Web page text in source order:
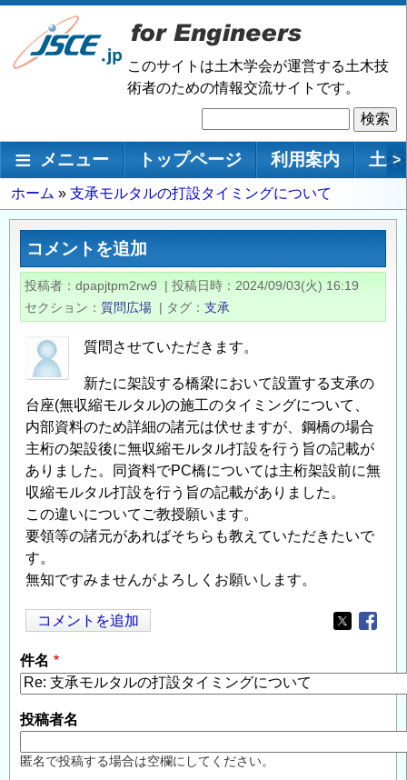
メ
ン
移
このサイトは土木学会が運営する土木技
術者のための情報交流サイトです。
索
メインナビゲーション
メニュー トップページ 利用案内 土 >
パ
ン
ず
ホーム 支承モルタルの打設タイミングについて
コメントを追加
投稿者 dpapjtpm2rw9 | 投稿日時
2024/09/03(火) 16:19
セクション
質問広場 | タグ 支承
質問させていただきます。
新たに架設する橋梁において設置する支承の
台座(無収縮モルタル)の施工のタイミングについて、
内部資料のため詳細の諸元は伏せますが、鋼橋の場合
主桁の架設後に無収縮モルタル打設を行う旨の記載が
ありました。同資料でPC橋については主桁架設前に無
収縮モルタル打設を行う旨の記載がありました。
この違いについてご教授願います。
要領等の諸元があればそちらも教えていただきたいで
す。
無知ですみませんがよろしくお願いします。
コメントを追加
Opens in
件名
投稿者名
匿名で投稿する場合は空欄にしてください。